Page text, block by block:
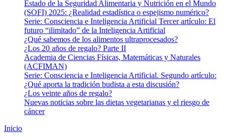
Estado de la Seguridad Alimentaria y Nutrición en el Mundo
(SOFI) 2025: ¿Realidad estadística o espejismo numérico?
Serie: Consciencia e Inteligencia Artificial Tercer artículo: El
futuro “ilimitado” de la Inteligencia Artificial
¿Qué sabemos de los alimentos ultraprocesados?
¿Los 20 años de regalo? Parte II
Academia de Ciencias Físicas, Matemáticas y Naturales
(ACFIMAN)
Serie: Consciencia e Inteligencia Artificial. Segundo artículo:
¿Qué aporta la tradición budista a esta discusión?
¿Los veinte años de regalo?
Nuevas noticias sobre las dietas vegetarianas y el riesgo de
cáncer
Inicio